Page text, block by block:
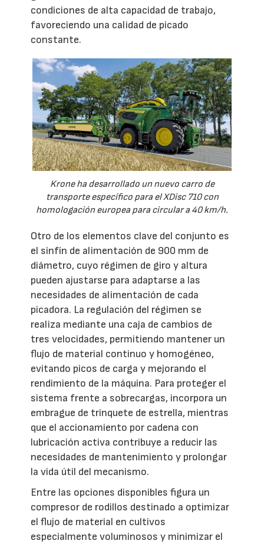
condiciones de alta capacidad de trabajo,
favoreciendo una calidad de picado
constante.
Krone ha desarrollado un nuevo carro de
transporte específico para el XDisc 710 con
homologación europea para circular a 40 km/h.
Otro de los elementos clave del conjunto es
el sinfín de alimentación de 900 mm de
diámetro, cuyo régimen de giro y altura
pueden ajustarse para adaptarse a las
necesidades de alimentación de cada
picadora. La regulación del régimen se
realiza mediante una caja de cambios de
tres velocidades, permitiendo mantener un
flujo de material continuo y homogéneo,
evitando picos de carga y mejorando el
rendimiento de la máquina. Para proteger el
sistema frente a sobrecargas, incorpora un
embrague de trinquete de estrella, mientras
que el accionamiento por cadena con
lubricación activa contribuye a reducir las
necesidades de mantenimiento y prolongar
la vida útil del mecanismo.
Entre las opciones disponibles figura un
compresor de rodillos destinado a optimizar
el flujo de material en cultivos
especialmente voluminosos y minimizar el